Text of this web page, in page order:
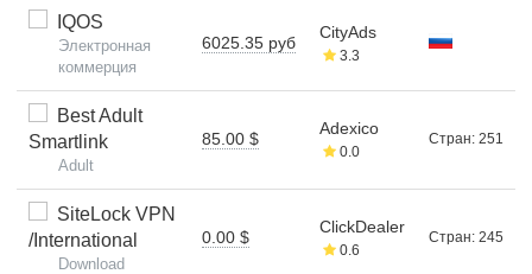
IQOS
Электронная
коммерция
6025.35 руб
CityAds
3.3
Best Adult
Smartlink
Adult
85.00 $
Adexico
0.0
Стран: 251
SiteLock VPN
/International
Download
0.00 $
ClickDealer
0.6
Стран: 245